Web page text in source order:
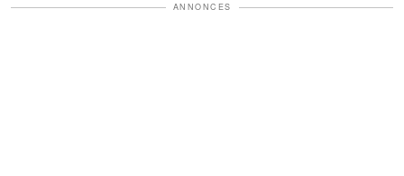
repos » – Alors je lui ai
ANNONCES